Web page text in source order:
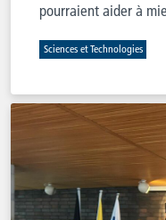
pourraient aider à
Sciences et Technologies